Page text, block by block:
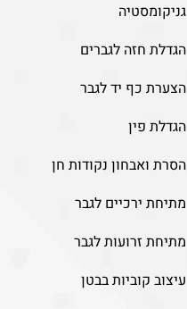
גניקומסטיה
הגדלת חזה לגברים
הצערת כף יד לגבר
הגדלת פין
הסרת ואבחון נקודות חן
מתיחת ירכיים לגבר
מתיחת זרועות לגבר
עיצוב קוביות בבטן